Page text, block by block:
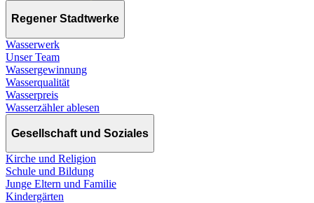
Regener Stadtwerke
Wasserwerk
Unser Team
Wassergewinnung
Wasserqualität
Wasserpreis
Wasserzähler ablesen
Gesellschaft und Soziales
Kirche und Religion
Schule und Bildung
Junge Eltern und Familie
Kindergärten